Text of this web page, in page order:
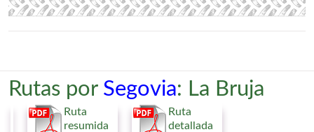
Rutas por Segovia: La Bruja
Ruta
resumida
Ruta
detallada